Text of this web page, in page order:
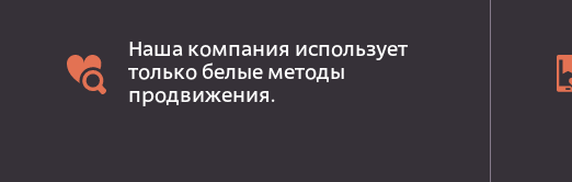
Наша компания использует
только белые методы
продвижения.